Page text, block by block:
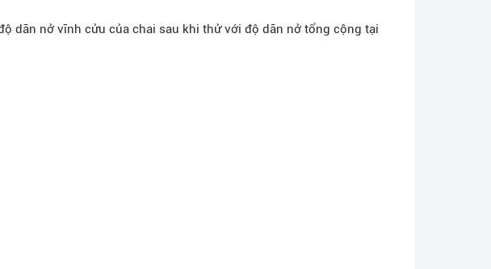
dãn nở vĩnh cửu của chai sau khi thử với độ dãn nở tổng cộng tại